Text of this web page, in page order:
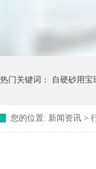
热门关键词： 自硬砂用宝
您的位置: 新闻资讯 >